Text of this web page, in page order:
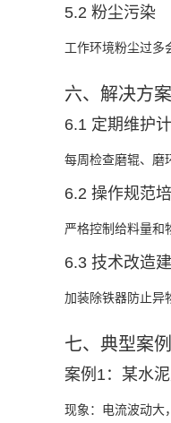
5.2 粉尘污染
工作环境粉尘过多
六、解决方
6.1 定期维护
每周检查磨辊、磨
6.2 操作规范
严格控制给料量和
6.3 技术改造
加装除铁器防止异
七、典型案
案例1：某水
现象：电流波动大